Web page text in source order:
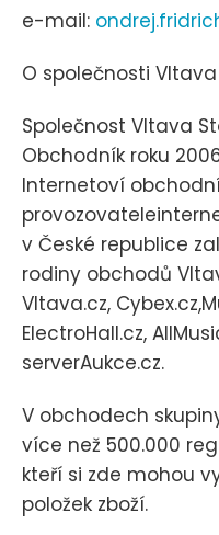
e-mail:
O společnosti Vltava
Společnost Vltava
Obchodník roku
Internetoví
v České republice
rodiny obchodů
Vltava.cz,
ElectroHall.cz,
serverAukce.cz.
V obchodech
více než 500.000
kteří si zde mohou
položek zboží.